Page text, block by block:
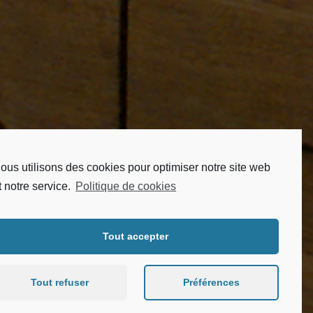
utilisons des cookies pour optimiser notre site web
notre service. Politique de cookies
Tout accepter
Tout refuser Préférences